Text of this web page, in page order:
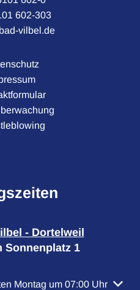
602-303
vilbel.de
- Dortelweil
Sonnenplatz 1
oder Schließzeiten
Montag um 07:00 Uhr